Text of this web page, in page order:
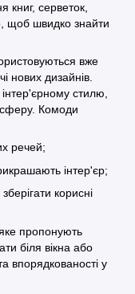
книг, серветок,
щоб швидко знайти
вже
нових дизайнів.
стилю,
Комоди
речей;
інтер'єр;
корисні
пропонують
біля вікна або
впорядкованості у